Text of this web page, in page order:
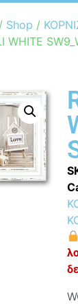
/ Shop /
WHITE